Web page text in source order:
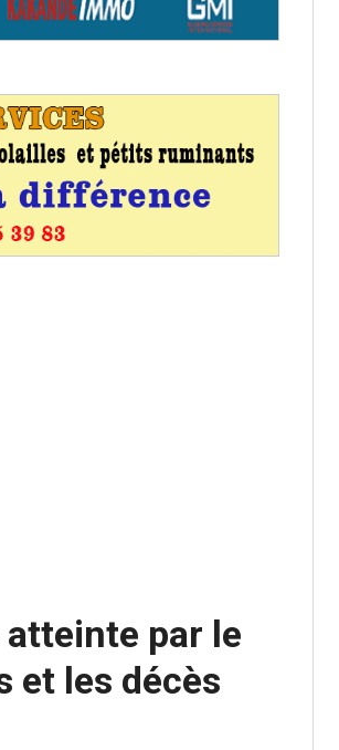
atteinte par le
et les décès